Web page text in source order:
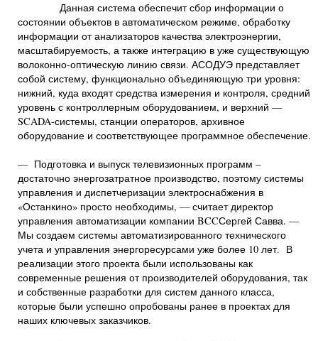
Данная система обеспечит сбор информации о
состоянии объектов в автоматическом режиме, обработку
информации от анализаторов качества электроэнергии,
масштабируемость, а также интеграцию в уже существующую
волоконно-оптическую линию связи. АСОДУЭ представляет
собой систему, функционально объединяющую три уровня:
нижний, куда входят средства измерения и контроля, средний
уровень с контроллерным оборудованием, и верхний —
SCADA-системы, станции операторов, архивное
оборудование и соответствующее программное обеспечение.
— Подготовка и выпуск телевизионных программ –
достаточно энергозатратное производство, поэтому системы
управления и диспетчеризации электроснабжения в
«Останкино» просто необходимы, — считает директор
управления автоматизации компании BCCСергей Савва. —
Мы создаем системы автоматизированного технического
учета и управления энергоресурсами уже более 10 лет. В
реализации этого проекта были использованы как
современные решения от производителей оборудования, так
и собственные разработки для систем данного класса,
которые были успешно опробованы ранее в проектах для
наших ключевых заказчиков.